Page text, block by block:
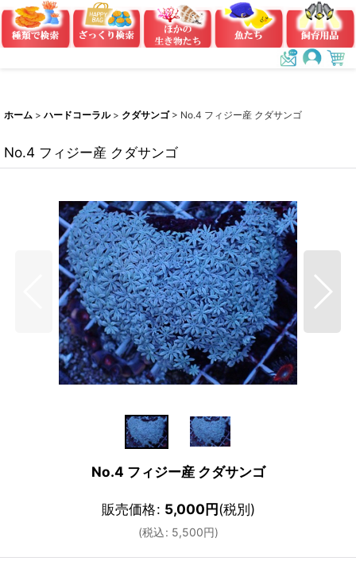
ホーム > ハードコーラル > クダサンゴ > No.4 フィジー産 クダサンゴ
No.4 フィジー産 クダサンゴ
No.4 フィジー産 クダサンゴ
販売価格: 5,000円(税別)
(税込: 5,500円)